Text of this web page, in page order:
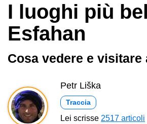
I luoghi più
Esfahan
Cosa vedere e visitare
Petr Liška
Traccia
Lei scrisse 2517 articoli